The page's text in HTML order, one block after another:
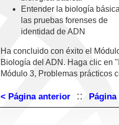
Entender la biología
las pruebas forenses de
identidad de ADN
Ha concluido con éxito el
Biología del ADN. Haga clic en
Módulo 3, Problemas prácticos
< Página anterior ::